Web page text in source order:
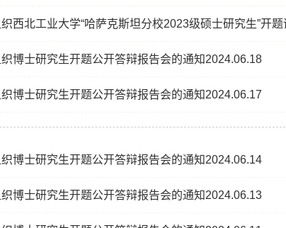
西北工业大学“哈萨克斯坦分校2023级硕士研究生”开
博士研究生开题公开答辩报告会的通知2024.06.18
博士研究生开题公开答辩报告会的通知2024.06.17
博士研究生开题公开答辩报告会的通知2024.06.14
博士研究生开题公开答辩报告会的通知2024.06.13